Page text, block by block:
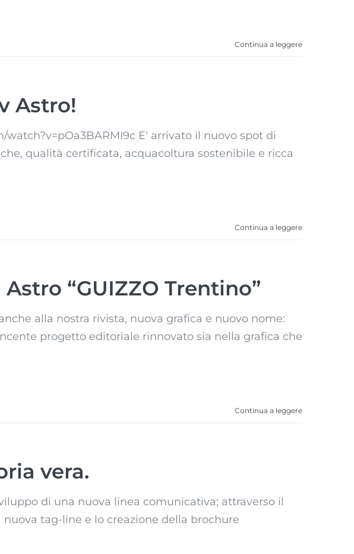
Continua a leggere
Astro!
E' arrivato il nuovo spot di
qualità certificata, acquacoltura sostenibile e ricca
Continua a leggere
“GUIZZO Trentino”
alla nostra rivista, nuova grafica e nuovo nome:
progetto editoriale rinnovato sia nella grafica che
Continua a leggere
vera.
di una nuova linea comunicativa; attraverso il
tag-line e lo creazione della brochure